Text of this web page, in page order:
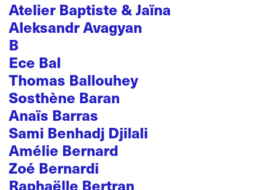
Atelier Baptiste & Jaïna
Aleksandr Avagyan
B
Ece Bal
Thomas Ballouhey
Sosthène Baran
Anaïs Barras
Sami Benhadj Djilali
Amélie Bernard
Zoé Bernardi
Raphaëlle Bertran